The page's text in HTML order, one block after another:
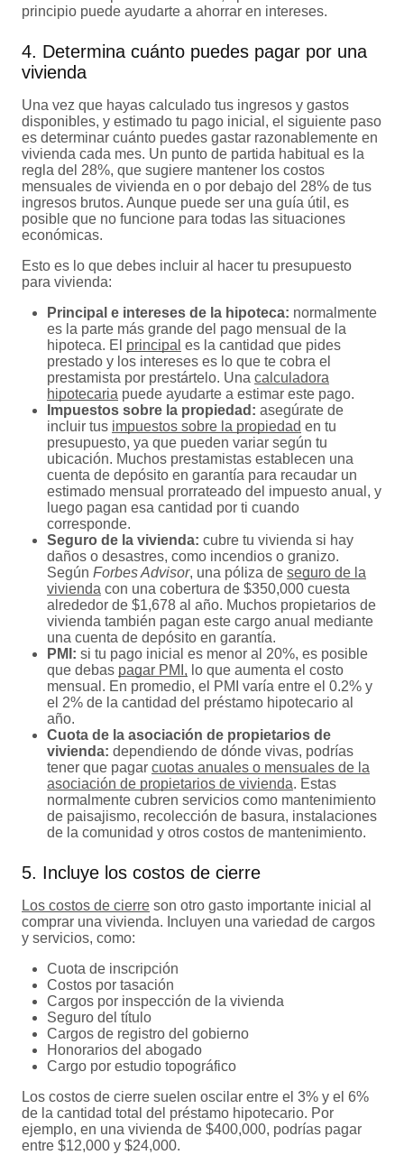
principio puede ayudarte a ahorrar en intereses.
4. Determina cuánto puedes pagar por una
vivienda
Una vez que hayas calculado tus ingresos y gastos
disponibles, y estimado tu pago inicial, el siguiente paso
es determinar cuánto puedes gastar razonablemente en
vivienda cada mes. Un punto de partida habitual es la
regla del 28%, que sugiere mantener los costos
mensuales de vivienda en o por debajo del 28% de tus
ingresos brutos. Aunque puede ser una guía útil, es
posible que no funcione para todas las situaciones
económicas.
Esto es lo que debes incluir al hacer tu presupuesto
para vivienda:
Principal e intereses de la hipoteca: normalmente
es la parte más grande del pago mensual de la
hipoteca. El principal es la cantidad que pides
prestado y los intereses es lo que te cobra el
prestamista por prestártelo. Una calculadora
hipotecaria puede ayudarte a estimar este pago.
Impuestos sobre la propiedad: asegúrate de
incluir tus impuestos sobre la propiedad en tu
presupuesto, ya que pueden variar según tu
ubicación. Muchos prestamistas establecen una
cuenta de depósito en garantía para recaudar un
estimado mensual prorrateado del impuesto anual, y
luego pagan esa cantidad por ti cuando
corresponde.
Seguro de la vivienda: cubre tu vivienda si hay
daños o desastres, como incendios o granizo.
Según Forbes Advisor, una póliza de seguro de la
vivienda con una cobertura de $350,000 cuesta
alrededor de $1,678 al año. Muchos propietarios de
vivienda también pagan este cargo anual mediante
una cuenta de depósito en garantía.
PMI: si tu pago inicial es menor al 20%, es posible
que debas pagar PMI, lo que aumenta el costo
mensual. En promedio, el PMI varía entre el 0.2% y
el 2% de la cantidad del préstamo hipotecario al
año.
Cuota de la asociación de propietarios de
vivienda: dependiendo de dónde vivas, podrías
tener que pagar cuotas anuales o mensuales de la
asociación de propietarios de vivienda. Estas
normalmente cubren servicios como mantenimiento
de paisajismo, recolección de basura, instalaciones
de la comunidad y otros costos de mantenimiento.
5. Incluye los costos de cierre
Los costos de cierre son otro gasto importante inicial al
comprar una vivienda. Incluyen una variedad de cargos
y servicios, como:
Cuota de inscripción
Costos por tasación
Cargos por inspección de la vivienda
Seguro del título
Cargos de registro del gobierno
Honorarios del abogado
Cargo por estudio topográfico
Los costos de cierre suelen oscilar entre el 3% y el 6%
de la cantidad total del préstamo hipotecario. Por
ejemplo, en una vivienda de $400,000, podrías pagar
entre $12,000 y $24,000.